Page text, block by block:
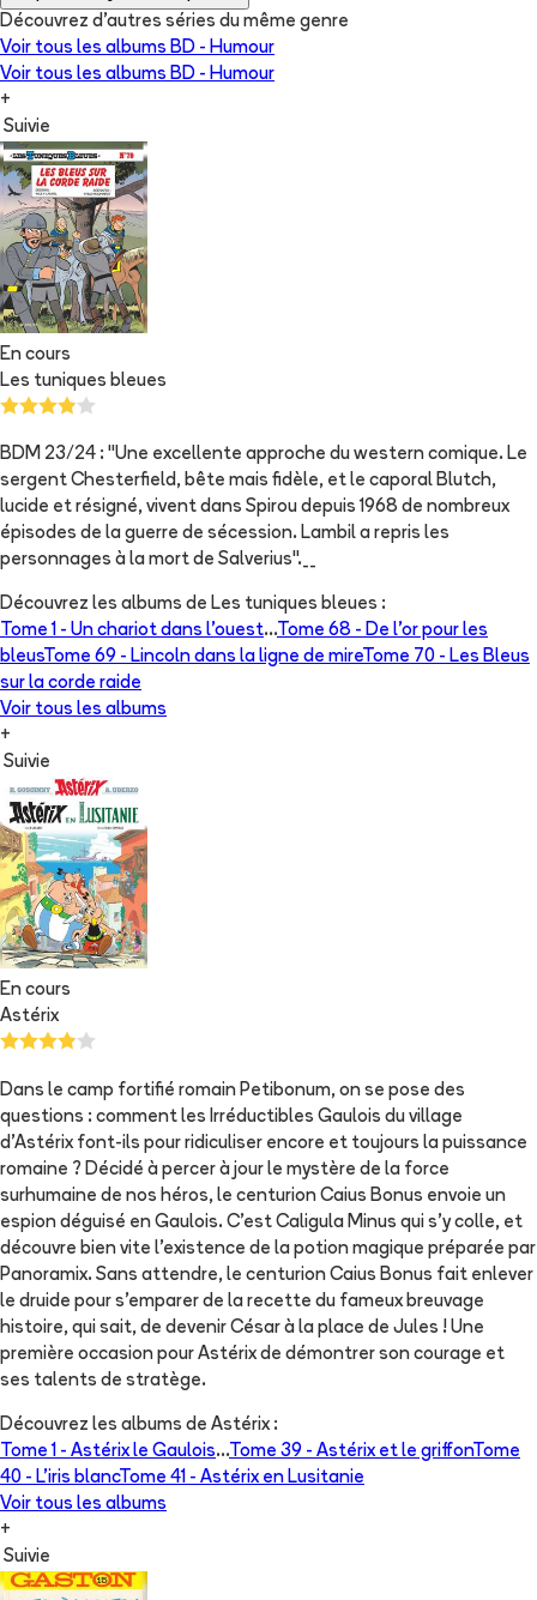
Découvrez d'autres séries du même genre
Voir tous les albums BD - Humour
Voir tous les albums BD - Humour
+
Suivie
En cours
Les tuniques bleues
BDM 23/24 : "Une excellente approche du western comique. Le
sergent Chesterfield, bête mais fidèle, et le caporal Blutch,
lucide et résigné, vivent dans Spirou depuis 1968 de nombreux
épisodes de la guerre de sécession. Lambil a repris les
personnages à la mort de Salverius".__
Découvrez les albums de Les tuniques bleues :
Tome 1 - Un chariot dans l'ouest...Tome 68 - De l'or pour les
bleusTome 69 - Lincoln dans la ligne de mireTome 70 - Les Bleus
sur la corde raide
Voir tous les albums
+
Suivie
En cours
Astérix
Dans le camp fortifié romain Petibonum, on se pose des
questions : comment les Irréductibles Gaulois du village
d’Astérix font-ils pour ridiculiser encore et toujours la puissance
romaine ? Décidé à percer à jour le mystère de la force
surhumaine de nos héros, le centurion Caius Bonus envoie un
espion déguisé en Gaulois. C’est Caligula Minus qui s’y colle, et
découvre bien vite l’existence de la potion magique préparée par
Panoramix. Sans attendre, le centurion Caius Bonus fait enlever
le druide pour s’emparer de la recette du fameux breuvage
histoire, qui sait, de devenir César à la place de Jules ! Une
première occasion pour Astérix de démontrer son courage et
ses talents de stratège.
Découvrez les albums de Astérix :
Tome 1 - Astérix le Gaulois...Tome 39 - Astérix et le griffonTome
40 - L'iris blancTome 41 - Astérix en Lusitanie
Voir tous les albums
+
Suivie